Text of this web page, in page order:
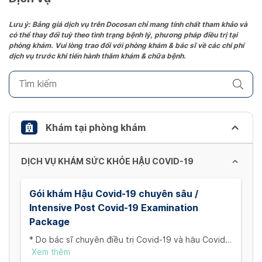
the
question
mark
to
keyboard
shortcuts
changing
Lưu ý: Bảng giá dịch vụ trên Docosan chỉ mang tính chất tham khảo và
có thể thay đổi tuỳ theo tình trạng bệnh lý, phương pháp điều trị tại
phòng khám. Vui lòng trao đổi với phòng khám & bác sĩ về các chi phí
dịch vụ trước khi tiến hành thăm khám & chữa bệnh.
Khám tại phòng khám
DỊCH VỤ KHÁM SỨC KHỎE HẬU COVID-19
Gói khám Hậu Covid-19 chuyên sâu /
Intensive Post Covid-19 Examination
Package
* Do bác sĩ chuyên điều trị Covid-19 và hậu Covid-
19 đảm nhận ** Gói khám bao gồm: 1. Khám lâm
Xem thêm